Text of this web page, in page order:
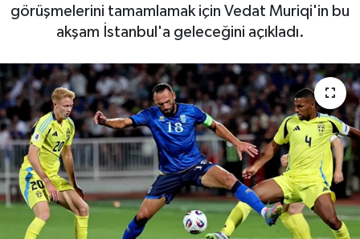
görüşmelerini tamamlamak için Vedat Muriqi'in bu
akşam İstanbul'a geleceğini açıkladı.